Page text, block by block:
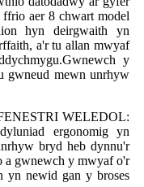
aer 8 chwart model
hyn deirgwaith yn
a'r tu allan mwyaf
y
gwneud mewn unrhyw
WELEDOL:
ergonomig yn
bryd heb dynnu'r
a gwnewch y mwyaf o'r
newid gan y broses